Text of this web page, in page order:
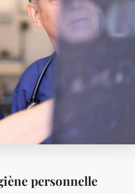
personnelle